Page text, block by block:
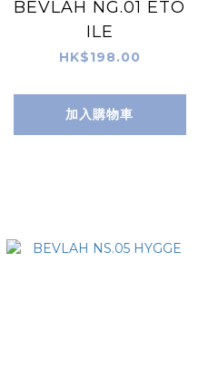
BEVLAH NG.01 ETO
ILE
HK$198.00
加入購物車